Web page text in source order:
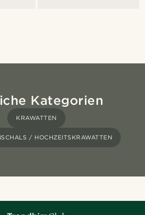
Kategorien
KRAWATTEN
/ HOCHZEITSKRAWATTEN